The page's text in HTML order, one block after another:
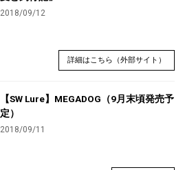
2018/09/12
詳細はこちら（外部サイト）
【SW Lure】MEGADOG（9月末頃発売予
定）
2018/09/11